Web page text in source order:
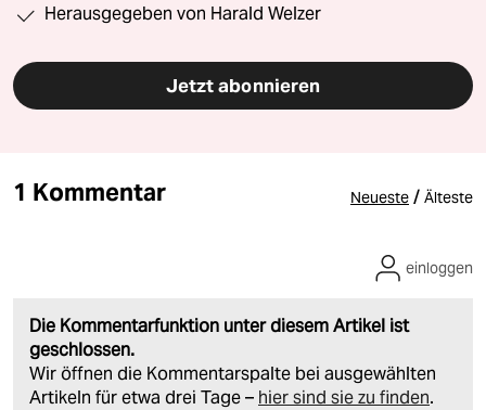
Herausgegeben von Harald Welzer
Jetzt abonnieren
1 Kommentar Neueste / Älteste
Die Kommentarfunktion unter diesem Artikel ist
geschlossen.
Wir öffnen die Kommentarspalte bei ausgewählten
Artikeln für etwa drei Tage – hier sind sie zu finden.
einloggen